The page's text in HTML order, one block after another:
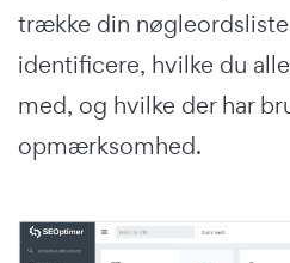
trække din
identificere, hvilke du
med, og hvilke der har
opmærksomhed.